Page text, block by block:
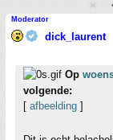
Moderator
dick_laurent
Op
volgende:
[ afbeelding ]